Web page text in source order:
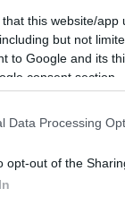
that this website/
but not
to Google and its
consent section.
Data Processing
opt-out of the